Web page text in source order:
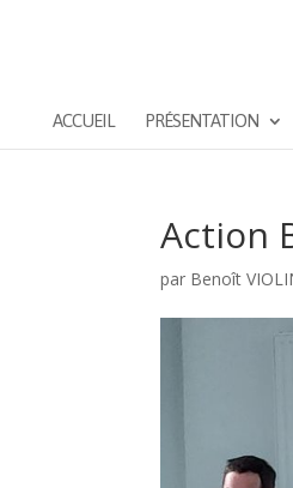
ACCUEIL PRÉSENTATION
Action
par Benoît